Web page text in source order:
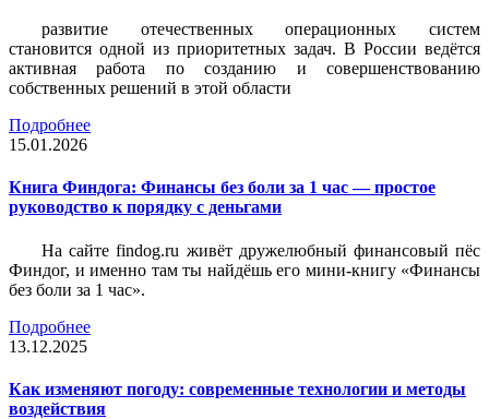
развитие отечественных операционных систем
становится одной из приоритетных задач. В России ведётся
активная работа по созданию и совершенствованию
собственных решений в этой области
Подробнее
15.01.2026
Книга Финдога: Финансы без боли за 1 час — простое
руководство к порядку с деньгами
На сайте findog.ru живёт дружелюбный финансовый пёс
Финдог, и именно там ты найдёшь его мини‑книгу «Финансы
без боли за 1 час».
Подробнее
13.12.2025
Как изменяют погоду: современные технологии и методы
воздействия